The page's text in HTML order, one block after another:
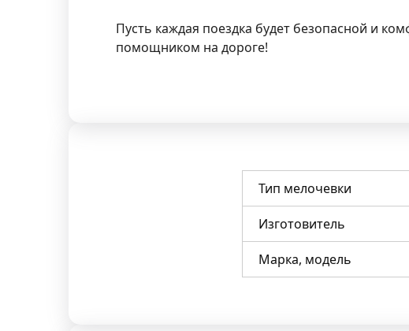
Пусть каждая поездка будет безопасной и
помощником на дороге!
Тип мелочевки
Изготовитель
Марка, модель